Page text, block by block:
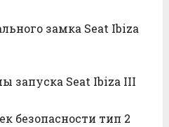
замка Seat Ibiza
запуска Seat Ibiza III
безопасности тип 2